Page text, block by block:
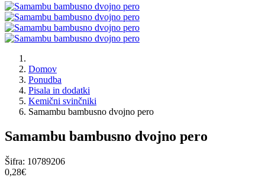
Domov
Ponudba
Pisala in dodatki
Kemični svinčniki
Samambu bambusno dvojno pero
Samambu bambusno dvojno pero
Šifra: 10789206
0,28‎€